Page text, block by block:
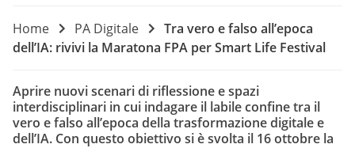
Home PA Digitale
Tra vero e falso all’epoca
dell’IA: rivivi la Maratona FPA per Smart Life Festival
Aprire nuovi scenari di riflessione e spazi
interdisciplinari in cui indagare il labile confine tra il
vero e falso all’epoca della trasformazione digitale e
dell’IA. Con questo obiettivo si è svolta il 16 ottobre la